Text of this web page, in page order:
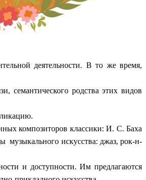
деятельности. В то же время,
семантического родства этих видов
композиторов классики: И. С. Баха
искусства: джаз, рок-н-
и доступности. Им предлагаются